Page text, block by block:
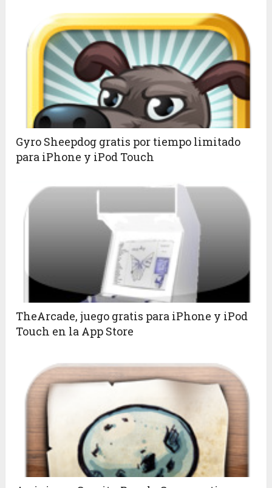
Gyro Sheepdog gratis por tiempo limitado
para iPhone y iPod Touch
TheArcade, juego gratis para iPhone y iPod
Touch en la App Store